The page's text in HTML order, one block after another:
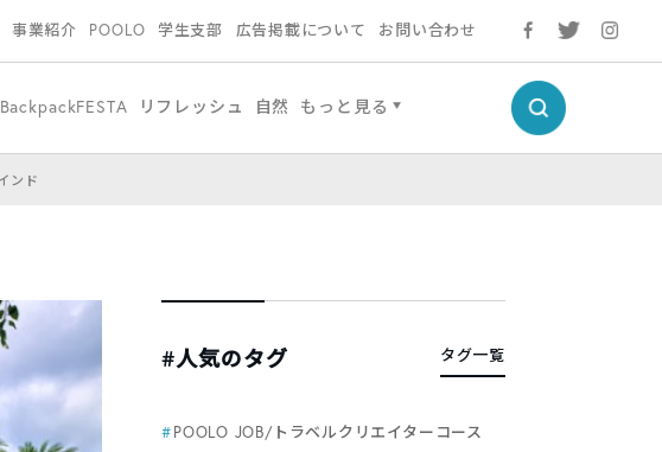
事業紹介 POOLO 学生支部 広告掲載について お問い合わせ
BackpackFESTA リフレッシュ 自然 もっと見る
ンド
#人気のタグ タグ一覧
POOLO JOB/トラベルクリエイターコース